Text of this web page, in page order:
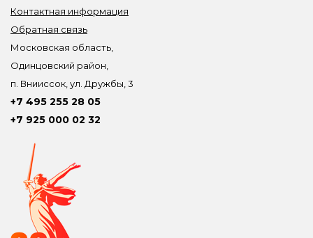
Контактная информация
Обратная связь
Московская область,
Одинцовский район,
п. Внииссок, ул. Дружбы, 3
+7 495 255 28 05
+7 925 000 02 32